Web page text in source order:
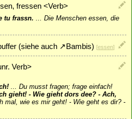
fressen <Verb>
tu frassn. ... Die Menschen essen, die
(siehe auch ↗ Bambis) [essen]
Verb>
... Du musst fragen; frage einfach!
gieht! - Wie gieht dors dee? - Ach,
mal, wie es mir geht! - Wie geht es dir? -